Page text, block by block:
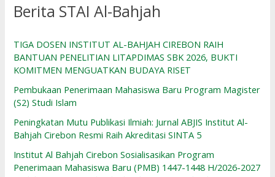
Berita STAI Al-Bahjah
TIGA DOSEN INSTITUT AL-BAHJAH CIREBON RAIH
BANTUAN PENELITIAN LITAPDIMAS SBK 2026, BUKTI
KOMITMEN MENGUATKAN BUDAYA RISET
Pembukaan Penerimaan Mahasiswa Baru Program Magister
(S2) Studi Islam
Peningkatan Mutu Publikasi Ilmiah: Jurnal ABJIS Institut Al-
Bahjah Cirebon Resmi Raih Akreditasi SINTA 5
Institut Al Bahjah Cirebon Sosialisasikan Program
Penerimaan Mahasiswa Baru (PMB) 1447-1448 H/2026-2027